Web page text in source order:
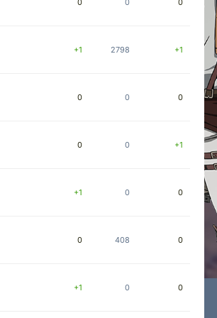
0 0 0
+1 2798 +1
0 0 0
0 0 +1
+1 0 0
0 408 0
+1 0 0